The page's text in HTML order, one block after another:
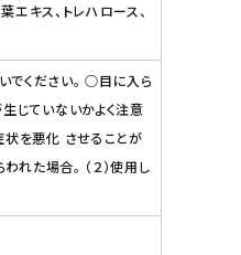
エキス、トレハロース、
でください。 ○目に入ら
じていないかよく注意
状を悪化 させることが
れた場合。 （２）使用し